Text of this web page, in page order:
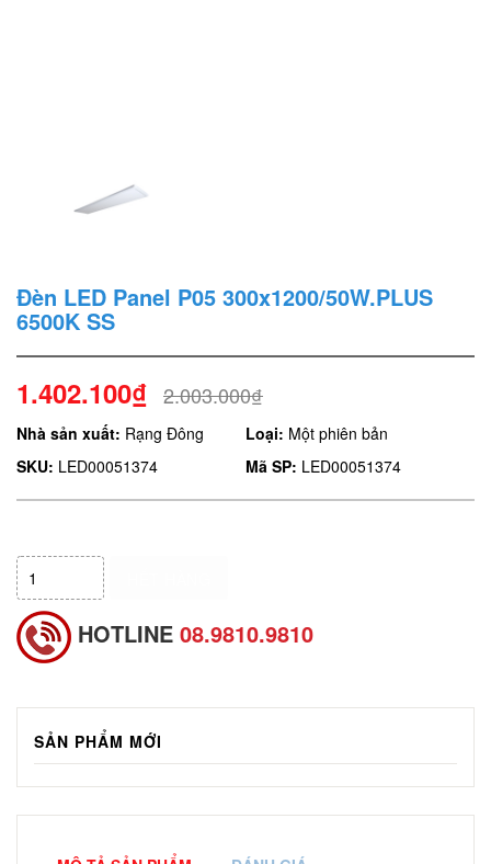
Đèn LED Panel P05 300x1200/50W.PLUS
6500K SS
1.402.100₫ 2.003.000₫
Nhà sản xuất: Rạng Đông Loại: Một phiên bản
SKU: LED00051374 Mã SP: LED00051374
HOTLINE 08.9810.9810
SẢN PHẨM MỚI